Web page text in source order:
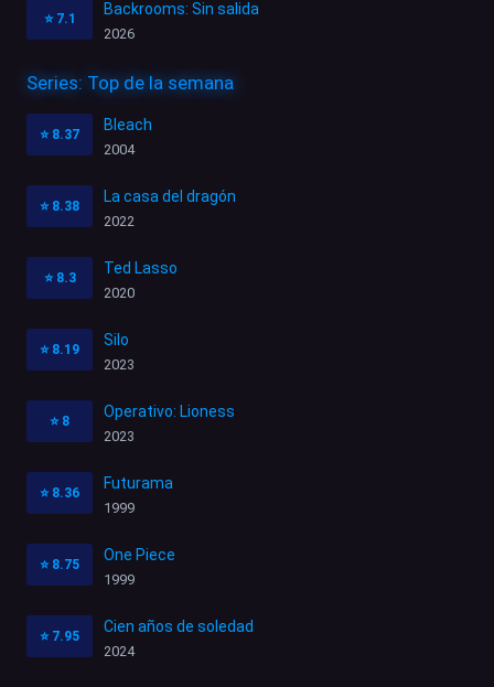
⭐ 7.1
Backrooms: Sin salida
2026
Series: Top de la semana
⭐ 8.37
Bleach
2004
⭐ 8.38
La casa del dragón
2022
⭐ 8.3
Ted Lasso
2020
⭐ 8.19
Silo
2023
⭐ 8
Operativo: Lioness
2023
⭐ 8.36
Futurama
1999
⭐ 8.75
One Piece
1999
⭐ 7.95
Cien años de soledad
2024